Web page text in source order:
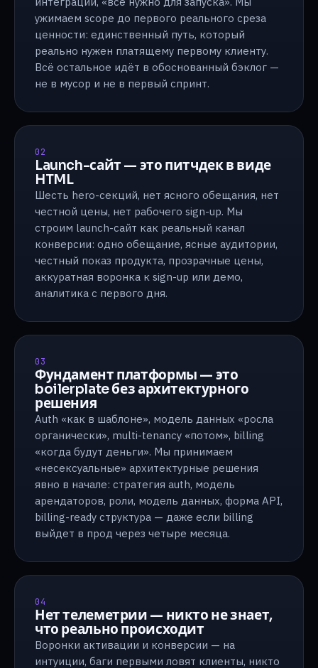
ужимаем scope до первого реального среза
ценности: единственный путь, который
реально нужен платящему первому клиенту.
Всё остальное идёт в обоснованный бэклог —
не в мусор и не в первый спринт.
02
Launch-сайт — это питчдек в виде
HTML
Шесть hero-секций, нет ясного обещания, нет
честной цены, нет рабочего sign-up. Мы
строим launch-сайт как реальный канал
конверсии: одно обещание, ясные аудитории,
честный показ продукта, прозрачные цены,
аккуратная воронка к sign-up или демо,
аналитика с первого дня.
03
Фундамент платформы — это
boilerplate без архитектурного
решения
Auth «как в шаблоне», модель данных «росла
органически», multi-tenancy «потом», billing
«когда будут деньги». Мы принимаем
«несексуальные» архитектурные решения
явно в начале: стратегия auth, модель
арендаторов, роли, модель данных, форма API,
billing-ready структура — даже если billing
выйдет в прод через четыре месяца.
04
Нет телеметрии — никто не знает,
что реально происходит
Воронки активации и конверсии — на
интуиции, баги первыми ловят клиенты, никто